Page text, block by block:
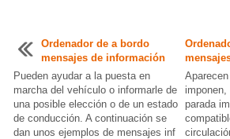
Ordenador de a bordo
mensajes de información
Pueden ayudar a la puesta en
marcha del vehículo o informarle de
una posible elección o de un estado
de conducción. A continuación se
dan unos ejemplos de mensajes inf
parada